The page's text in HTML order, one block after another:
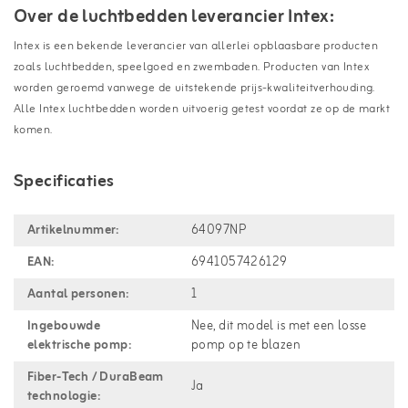
Over de luchtbedden leverancier Intex:
Intex is een bekende leverancier van allerlei opblaasbare producten
zoals luchtbedden, speelgoed en zwembaden. Producten van Intex
worden geroemd vanwege de uitstekende prijs-kwaliteitverhouding.
Alle Intex luchtbedden worden uitvoerig getest voordat ze op de markt
komen.
Specificaties
Artikelnummer:
64097NP
EAN:
6941057426129
Aantal personen:
1
Ingebouwde
elektrische pomp:
Nee, dit model is met een losse
pomp op te blazen
Fiber-Tech / DuraBeam
technologie:
Ja